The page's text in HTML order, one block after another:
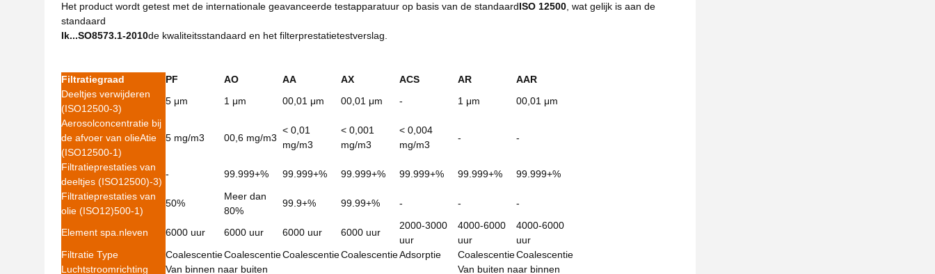
Het product wordt getest met de internationale geavanceerde testapparatuur op basis van de standaardISO 12500 , wat gelijk is aan de
standaard
Ik...SO8573.1-2010de kwaliteitsstandaard en het filterprestatietestverslag.
Filtratiegraad PF AO AA AX ACS AR
AAR
Deeltjes verwijderen
(ISO12500-3)
5 μm 1 μm 00,01 μm 00,01 μm - 1 μm
00,01 μm
Aerosolconcentratie bij
de afvoer van olieAtie
(ISO12500-1)
5 mg/m3 00,6 mg/m3
< 0,01
mg/m3
< 0,001
mg/m3
< 0,004
mg/m3
- -
Filtratieprestaties van
deeltjes (ISO12500)-3)
- 99.999+% 99.999+% 99.999+% 99.999+% 99.999+%
99.999+%
Filtratieprestaties van
olie (ISO12)500-1)
50%
Meer dan
80%
99.9+% 99.99+% - - -
Element spa. nleven 6000 uur 6000 uur 6000 uur 6000 uur
2000-3000
uur
4000-6000
uur
4000-6000
uur
Filtratie Type CoalescentieCoalescentieCoalescentieCoalescentieAdsorptie CoalescentieCoalescentie
Luchtstroomrichting
Van binnen naar buiten Van buiten naar binnen